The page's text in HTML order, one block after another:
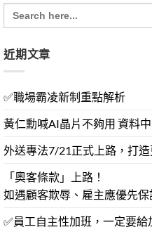
Search
for:
近期文章
✅職場霸凌新制重點解析
黃仁勳喊AI晶片不夠用 資料
外送專法7/21正式上路，打
「奧客條款」上路！
如遇顧客欺辱、雇主應優先保
✅員工自主性加班，一定要給